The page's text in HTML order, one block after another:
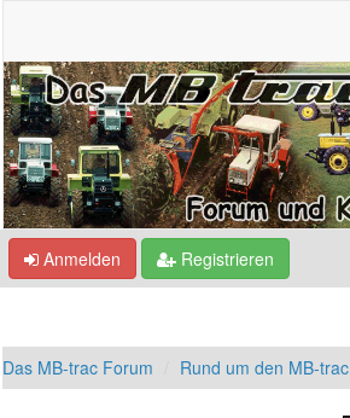
Anmelden Registrieren
Das MB-trac Forum Rund um den MB-trac